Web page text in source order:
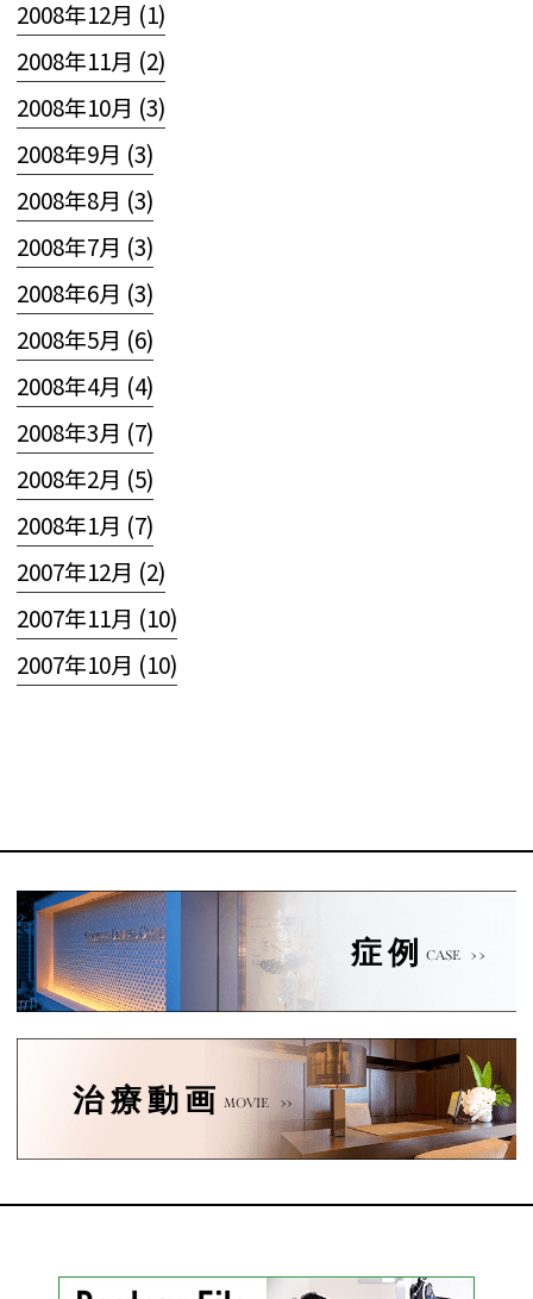
2008年12月 (1)
2008年11月 (2)
2008年10月 (3)
2008年9月 (3)
2008年8月 (3)
2008年7月 (3)
2008年6月 (3)
2008年5月 (6)
2008年4月 (4)
2008年3月 (7)
2008年2月 (5)
2008年1月 (7)
2007年12月 (2)
2007年11月 (10)
2007年10月 (10)
症例 CASE
治療動画 MOVIE